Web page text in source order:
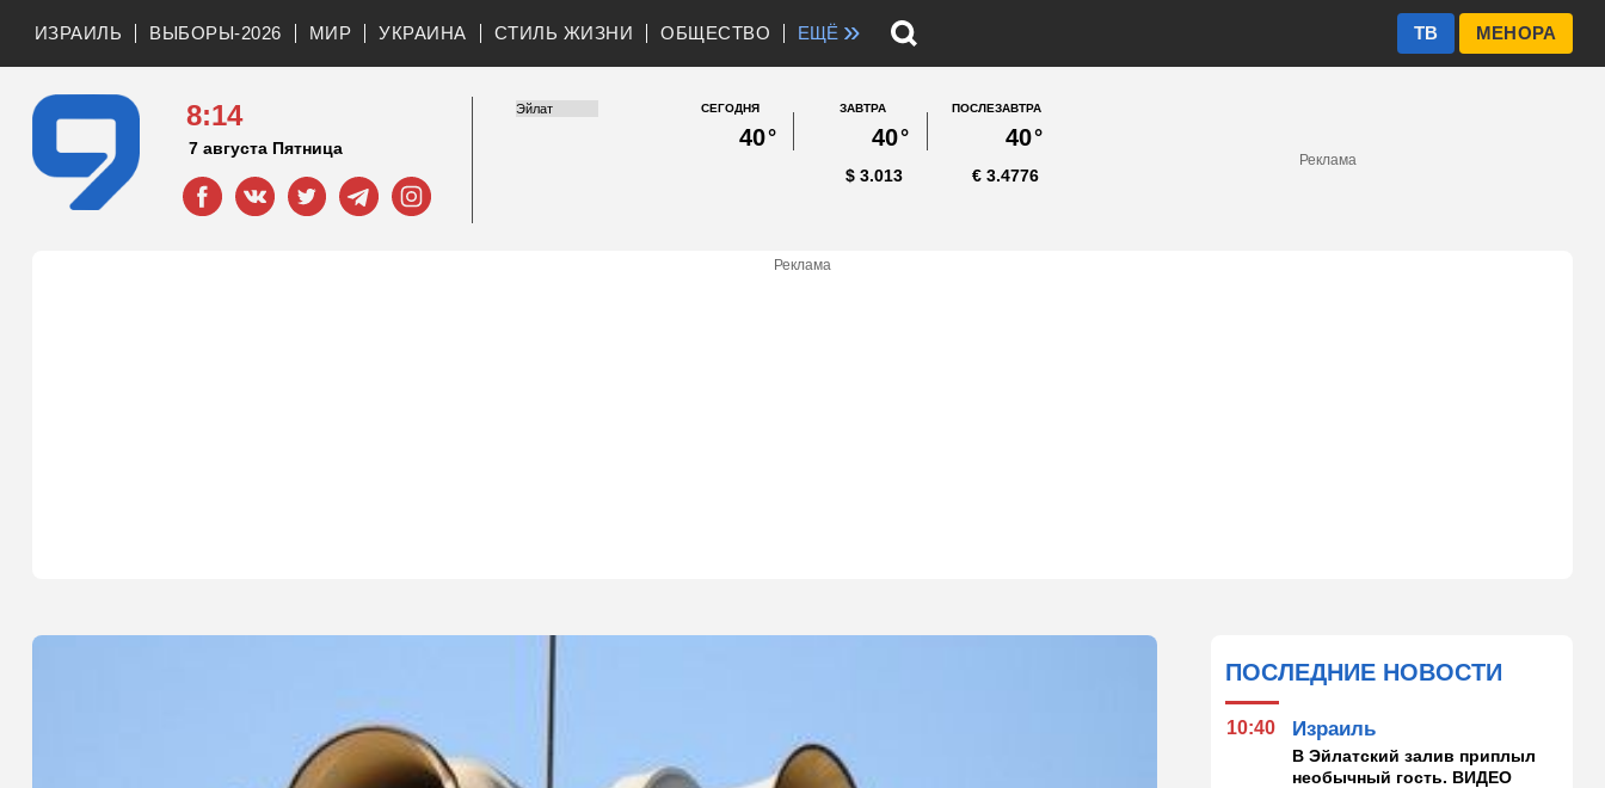
ИЗРАИЛЬ ВЫБОРЫ-2026 МИР УКРАИНА СТИЛЬ ЖИЗНИ ОБЩЕСТВО ЕЩЁ » МЕНОРА
ТВ
8:14
7 августа Пятница
СЕГОДНЯ
40°
ЗАВТРА
40°
ПОСЛЕЗАВТРА
40°
3.013
$ 3.4776
€
Реклама
Реклама
ПОСЛЕДНИЕ НОВОСТИ
10:40 Израиль
В Эйлатский залив приплыл
необычный гость. ВИДЕО